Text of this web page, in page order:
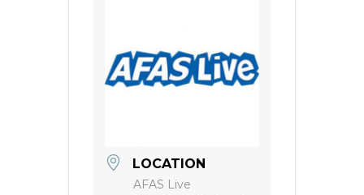
LOCATION
AFAS Live